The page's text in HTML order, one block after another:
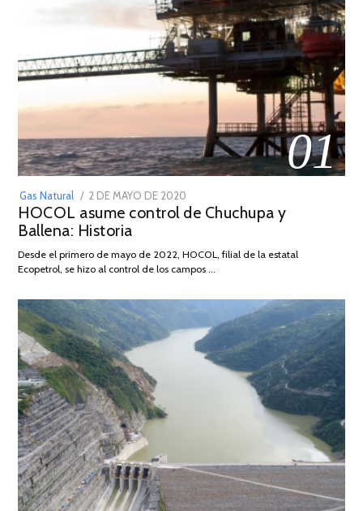
01
Gas Natural
POSTED
ON
2 DE MAYO DE 2020
DE
2026
HOCOL asume control de Chuchupa y
Ballena: Historia
Desde el primero de mayo de 2022, HOCOL, filial de la estatal
Ecopetrol, se hizo al control de los campos …